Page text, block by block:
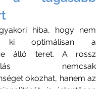
hiba, hogy nem
ki optimálisan a
álló teret. A rossz
nemcsak
okozhat, hanem az